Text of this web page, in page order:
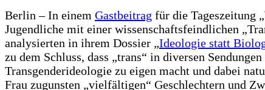
Berlin – In einem Gastbeitrag für die Tageszeitung
Jugendliche mit einer wissenschaftsfeindlichen
analysierten in ihrem Dossier „Ideologie statt
zu dem Schluss, dass „trans“ in diversen
Transgenderideologie zu eigen macht und dabei
Frau zugunsten „vielfältigen“ Geschlechtern und